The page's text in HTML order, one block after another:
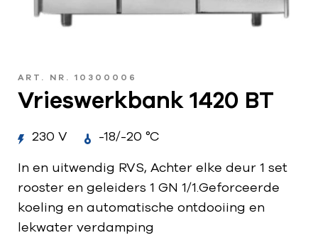
ART. NR. 10300006
Vrieswerkbank 1420 BT
230 V -18/-20 °C
In en uitwendig RVS, Achter elke deur 1 set
rooster en geleiders 1 GN 1/1.Geforceerde
koeling en automatische ontdooiing en
lekwater verdamping